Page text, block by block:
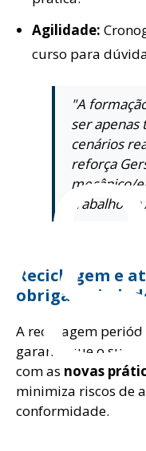
Agilidade:
curso para
"A
ser apenas
cenários
reforça
mecânico/
trabalho da
Reciclagem e
A reciclagem
garante que o
com as novas
minimiza riscos de
conformidade.